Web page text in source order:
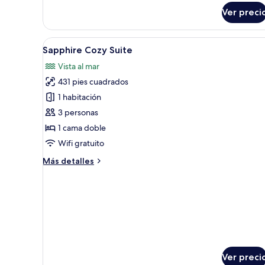
Tropical
Nest
Ver
Abrir
todas
las
fotos
de
Sapphire
Cozy
Suite
Una cama bien hecha con
15
Sapphire Cozy Suite
Vista al mar
431 pies cuadrados
1 habitación
3 personas
1 cama doble
Wifi gratuito
Más detalles
Más
Ver